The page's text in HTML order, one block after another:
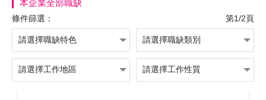
本企業全部職缺
條件篩選： 第1/2頁